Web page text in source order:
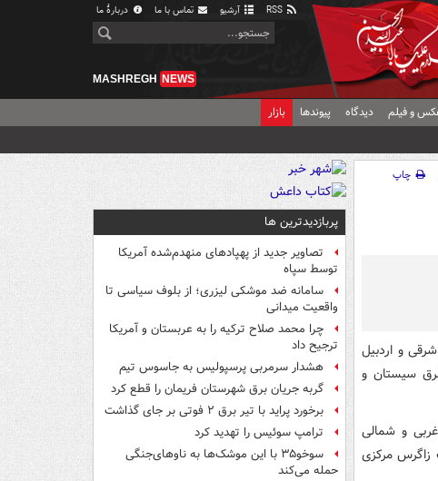
آرشیو تماس با ما دربارهٔ ما
MASHREGH NEWS
و فیلم دیدگاه پیوندها بازار
چاپ
و اردبیل
سیستان و
و شمالی
زاگرس مرکزی
پربازدیدترین ها
تصاویر جدید از پهپادهای منهدم‌شده آمریکا
توسط سپاه
سامانه ضد موشکی لیزری؛ از بلوف سیاسی تا
واقعیت میدانی
چرا محمد صلاح ترکیه را به عربستان و آمریکا
ترجیح داد
هشدار سرمربی پرسپولیس به جاسوس تیم
گربه جریان برق شهرستان فریمان را قطع کرد
برخورد پراید با تیر برق ۲ فوتی بر جای گذاشت
ترامپ سوئیس را تهدید کرد
سوخو۳۵ با این موشک‌ها به ناوهای‌جنگی
حمله می‌کند